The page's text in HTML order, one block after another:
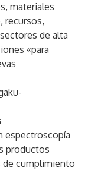
materiales
recursos,
de alta
«para
espectroscopía
productos
de cumplimiento